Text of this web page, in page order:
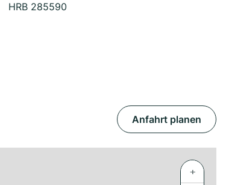
HRB 285590
Anfahrt planen
+